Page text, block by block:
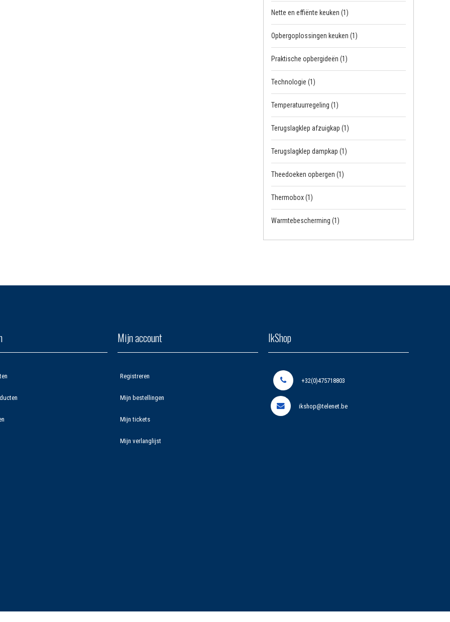
Nette en effiënte keuken (1)
Opbergoplossingen keuken (1)
Praktische opbergideën (1)
Technologie (1)
Temperatuurregeling (1)
Terugslagklep afzuigkap (1)
Terugslagklep dampkap (1)
Theedoeken opbergen (1)
Thermobox(1)
Warmtebescherming (1)
Mijn account
Registreren
Mijn bestellingen
Mijn tickets
Mijn verlanglijst
IkShop
+32(0)475718803
ikshop@telenet.be